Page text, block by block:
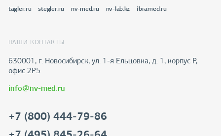
tagler.ru stegler.ru nv-med.ru nv-lab.kz ibramed.ru
НАШИ КОНТАКТЫ
630001, г. Новосибирск, ул. 1-я Ельцовка, д. 1, корпус Р,
офис 2Р5
info@nv-med.ru
+7 (800) 444-79-86